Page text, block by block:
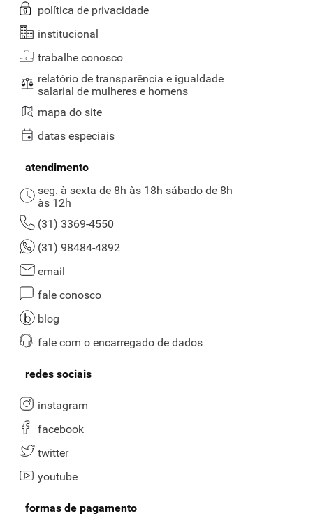
política de privacidade
institucional
trabalhe conosco
relatório de transparência e igualdade
salarial de mulheres e homens
mapa do site
datas especiais
atendimento
seg. à sexta de 8h às 18h sábado de 8h
às 12h
(31) 3369-4550
(31) 98484-4892
email
fale conosco
blog
fale com o encarregado de dados
redes sociais
instagram
facebook
twitter
youtube
formas de pagamento